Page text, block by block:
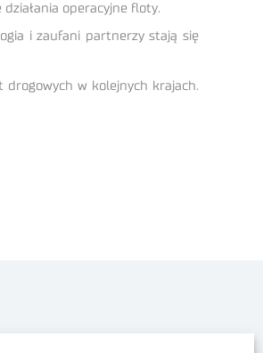
operacyjne floty.
i zaufani partnerzy stają się
drogowych w kolejnych krajach.